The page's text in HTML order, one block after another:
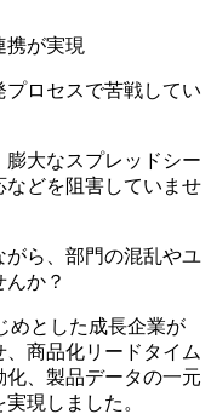
携が実現
ロセスで苦戦してい
大なスプレッドシー
などを阻害していませ
ら、部門の混乱やユ
か？
めとした成長企業が
商品化リードタイム
、製品データの一元
現しました。